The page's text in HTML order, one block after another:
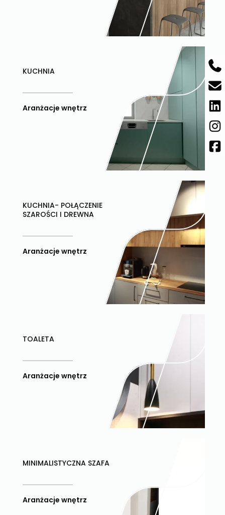
KUCHNIA
Aranżacje wnętrz
KUCHNIA- POŁĄCZENIE
SZAROŚCI I DREWNA
Aranżacje wnętrz
TOALETA
Aranżacje wnętrz
MINIMALISTYCZNA SZAFA
Aranżacje wnętrz